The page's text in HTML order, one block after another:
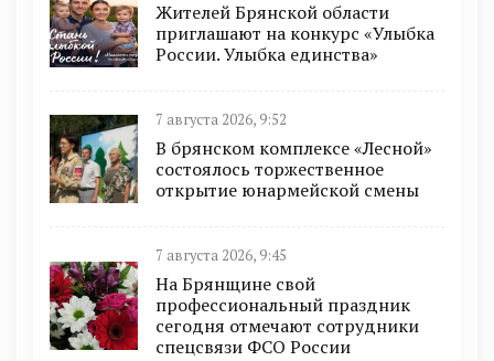
Жителей Брянской области
приглашают на конкурс «Улыбка
России. Улыбка единства»
7 августа 2026, 9:52
В брянском комплексе «Лесной»
состоялось торжественное
открытие юнармейской смены
7 августа 2026, 9:45
На Брянщине свой
профессиональный праздник
сегодня отмечают сотрудники
спецсвязи ФСО России